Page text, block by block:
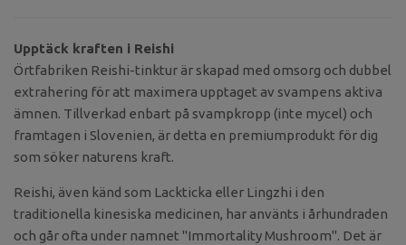
Upptäck kraften i Reishi
Örtfabriken Reishi-tinktur är skapad med omsorg och dubbel
extrahering för att maximera upptaget av svampens aktiva
ämnen. Tillverkad enbart på svampkropp (inte mycel) och
framtagen i Slovenien, är detta en premiumprodukt för dig
som söker naturens kraft.
Reishi, även känd som Lackticka eller Lingzhi i den
traditionella kinesiska medicinen, har använts i århundraden
och går ofta under namnet "Immortality Mushroom". Det är